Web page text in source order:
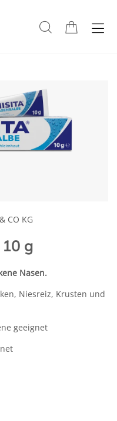
CO KG
g
Nasen.
Niesreiz, Krusten und
geeignet